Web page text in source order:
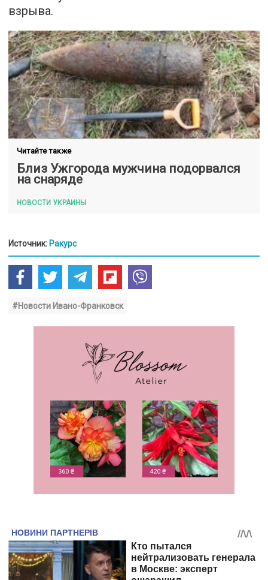
взрыва.
Читайте также
Близ Ужгорода мужчина подорвался
на снаряде
НОВОСТИ УКРАИНЫ
Источник: Ракурс
#Новости Ивано-Франковск